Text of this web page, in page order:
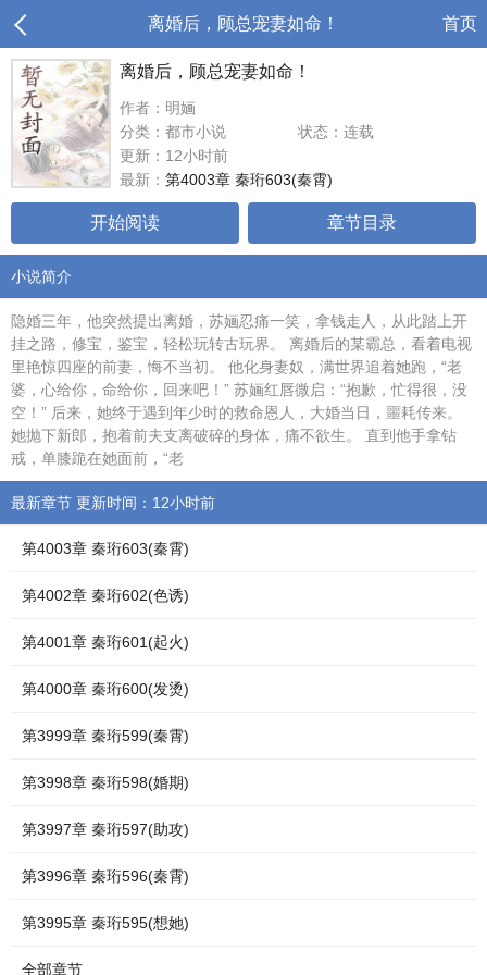
离婚后，顾总宠妻如命！ 首页
离婚后，顾总宠妻如命！
作者：明婳
分类：都市小说
状态：连载
更新：12小时前
最新： 第4003章 秦珩603(秦霄)
开始阅读 章节目录
小说简介
隐婚三年，他突然提出离婚，苏婳忍痛一笑，拿钱走人，从此踏上开
挂之路，修宝，鉴宝，轻松玩转古玩界。 离婚后的某霸总，看着电视
里艳惊四座的前妻，悔不当初。 他化身妻奴，满世界追着她跑，“老
婆，心给你，命给你，回来吧！” 苏婳红唇微启：“抱歉，忙得很，没
空！” 后来，她终于遇到年少时的救命恩人，大婚当日，噩耗传来。
她抛下新郎，抱着前夫支离破碎的身体，痛不欲生。 直到他手拿钻
戒，单膝跪在她面前，“老
最新章节 更新时间：12小时前
第4003章 秦珩603(秦霄)
第4002章 秦珩602(色诱)
第4001章 秦珩601(起火)
第4000章 秦珩600(发烫)
第3999章 秦珩599(秦霄)
第3998章 秦珩598(婚期)
第3997章 秦珩597(助攻)
第3996章 秦珩596(秦霄)
第3995章 秦珩595(想她)
全部章节